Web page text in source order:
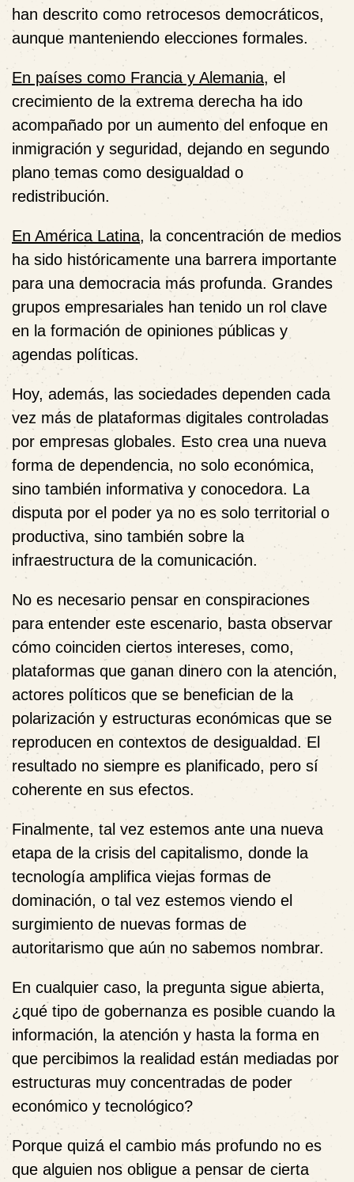
han descrito como retrocesos democráticos,
aunque manteniendo elecciones formales.
En países como Francia y Alemania, el
crecimiento de la extrema derecha ha ido
acompañado por un aumento del enfoque en
inmigración y seguridad, dejando en segundo
plano temas como desigualdad o
redistribución.
En América Latina, la concentración de medios
ha sido históricamente una barrera importante
para una democracia más profunda. Grandes
grupos empresariales han tenido un rol clave
en la formación de opiniones públicas y
agendas políticas.
Hoy, además, las sociedades dependen cada
vez más de plataformas digitales controladas
por empresas globales. Esto crea una nueva
forma de dependencia, no solo económica,
sino también informativa y conocedora. La
disputa por el poder ya no es solo territorial o
productiva, sino también sobre la
infraestructura de la comunicación.
No es necesario pensar en conspiraciones
para entender este escenario, basta observar
cómo coinciden ciertos intereses, como,
plataformas que ganan dinero con la atención,
actores políticos que se benefician de la
polarización y estructuras económicas que se
reproducen en contextos de desigualdad. El
resultado no siempre es planificado, pero sí
coherente en sus efectos.
Finalmente, tal vez estemos ante una nueva
etapa de la crisis del capitalismo, donde la
tecnología amplifica viejas formas de
dominación, o tal vez estemos viendo el
surgimiento de nuevas formas de
autoritarismo que aún no sabemos nombrar.
En cualquier caso, la pregunta sigue abierta,
¿qué tipo de gobernanza es posible cuando la
información, la atención y hasta la forma en
que percibimos la realidad están mediadas por
estructuras muy concentradas de poder
económico y tecnológico?
Porque quizá el cambio más profundo no es
que alguien nos obligue a pensar de cierta